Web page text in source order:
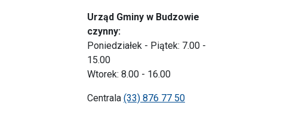
Urząd Gminy w Budzowie
czynny:
Poniedziałek - Piątek: 7.00 -
15.00
Wtorek: 8.00 - 16.00
Centrala (33) 876 77 50